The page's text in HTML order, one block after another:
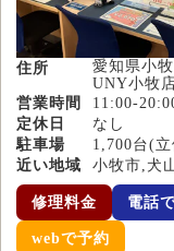
住所
愛知県小
UNY小牧
営業時間
11:00-
定休日
なし
駐車場
1,700台(
近い地域
小牧市,犬
修理料金 電話
webで予約